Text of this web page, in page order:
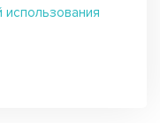
подачи,
машины
использования